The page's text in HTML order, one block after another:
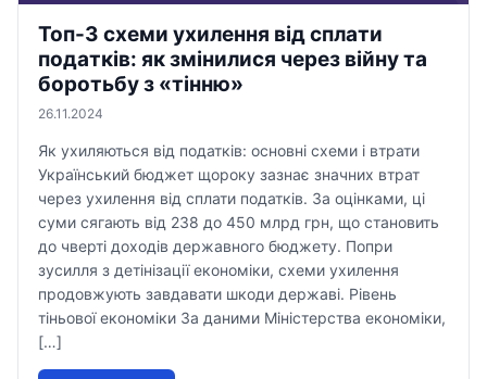
Топ-3 схеми ухилення від сплати
податків: як змінилися через війну та
боротьбу з «тінню»
26.11.2024
Як ухиляються від податків: основні схеми і втрати
Український бюджет щороку зазнає значних втрат
через ухилення від сплати податків. За оцінками, ці
суми сягають від 238 до 450 млрд грн, що становить
до чверті доходів державного бюджету. Попри
зусилля з детінізації економіки, схеми ухилення
продовжують завдавати шкоди державі. Рівень
тіньової економіки За даними Міністерства економіки,
[…]